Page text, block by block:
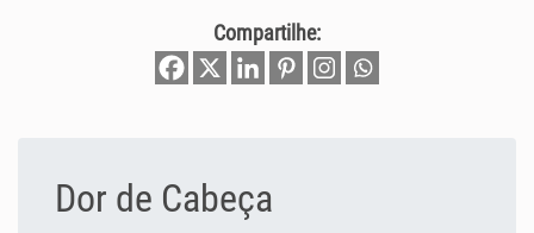
Compartilhe:
Dor de Cabeça